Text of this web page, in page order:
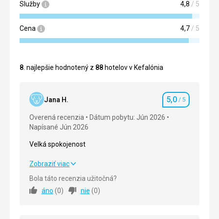
Služby 4,8 / 5
Cena 4,7 / 5
8 . najlepšie hodnotený z 88 hotelov v Kefalónia
Jana H. Hodnotenie
5,0 / 5
Overená recenzia
Dátum pobytu: Jún 2026
Napísané Jún 2026
Velká spokojenost
Velká spokojenost
Strava
Zobraziť viac
Bola táto recenzia užitočná?
áno (0) nie (0)